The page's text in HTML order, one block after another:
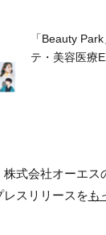
「Beauty
テ・美容医療
株式会社オーエス
レスリリースをも